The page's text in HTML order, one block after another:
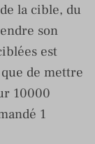
la cible, du
son
est
de mettre
10000
1